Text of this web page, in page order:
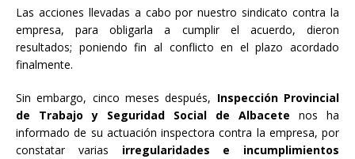
Las acciones llevadas a cabo por nuestro sindicato contra la
empresa, para obligarla a cumplir el acuerdo, dieron
resultados; poniendo fin al conflicto en el plazo acordado
finalmente.
Sin embargo, cinco meses después, Inspección Provincial
de Trabajo y Seguridad Social de Albacete nos ha
informado de su actuación inspectora contra la empresa, por
constatar varias irregularidades e incumplimientos